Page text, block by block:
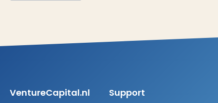
VentureCapital.nl Support